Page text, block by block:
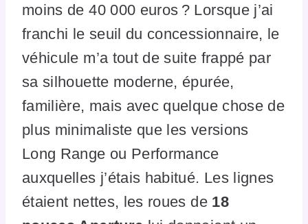
moins de 40 000 euros ? Lorsque j’ai
franchi le seuil du concessionnaire, le
véhicule m’a tout de suite frappé par
sa silhouette moderne, épurée,
familière, mais avec quelque chose de
plus minimaliste que les versions
Long Range ou Performance
auxquelles j’étais habitué. Les lignes
étaient nettes, les roues de 18